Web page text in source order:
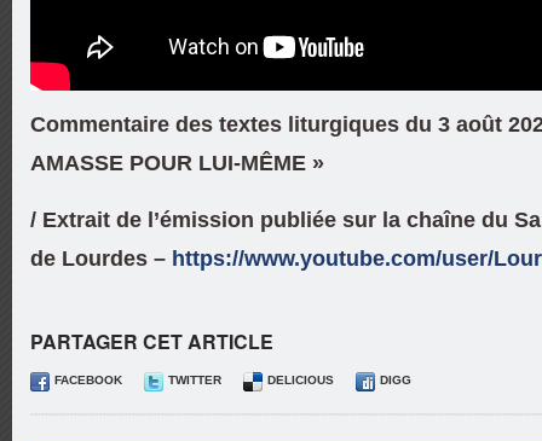
Commentaire des textes liturgiques du 3 août
AMASSE POUR LUI-MÊME »
/ Extrait de l’émission publiée sur la chaîne du
de Lourdes – https://www.youtube.com/user/
PARTAGER CET ARTICLE
FACEBOOK TWITTER DELICIOUS DIGG